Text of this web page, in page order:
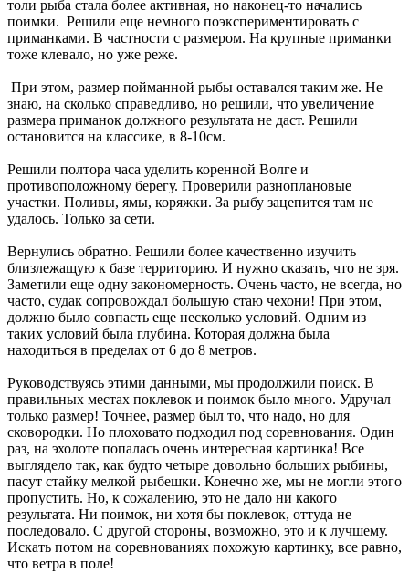
толи рыба стала более активная, но наконец-то начались
поимки. Решили еще немного поэкспериментировать с
приманками. В частности с размером. На крупные приманки
тоже клевало, но уже реже.
При этом, размер пойманной рыбы оставался таким же. Не
знаю, на сколько справедливо, но решили, что увеличение
размера приманок должного результата не даст. Решили
остановится на классике, в 8-10см.
Решили полтора часа уделить коренной Волге и
противоположному берегу. Проверили разноплановые
участки. Поливы, ямы, коряжки. За рыбу зацепится там не
удалось. Только за сети.
Вернулись обратно. Решили более качественно изучить
близлежащую к базе территорию. И нужно сказать, что не зря.
Заметили еще одну закономерность. Очень часто, не всегда, но
часто, судак сопровождал большую стаю чехони! При этом,
должно было совпасть еще несколько условий. Одним из
таких условий была глубина. Которая должна была
находиться в пределах от 6 до 8 метров.
Руководствуясь этими данными, мы продолжили поиск. В
правильных местах поклевок и поимок было много. Удручал
только размер! Точнее, размер был то, что надо, но для
сковородки. Но плоховато подходил под соревнования. Один
раз, на эхолоте попалась очень интересная картинка! Все
выглядело так, как будто четыре довольно больших рыбины,
пасут стайку мелкой рыбешки. Конечно же, мы не могли этого
пропустить. Но, к сожалению, это не дало ни какого
результата. Ни поимок, ни хотя бы поклевок, оттуда не
последовало. С другой стороны, возможно, это и к лучшему.
Искать потом на соревнованиях похожую картинку, все равно,
что ветра в поле!